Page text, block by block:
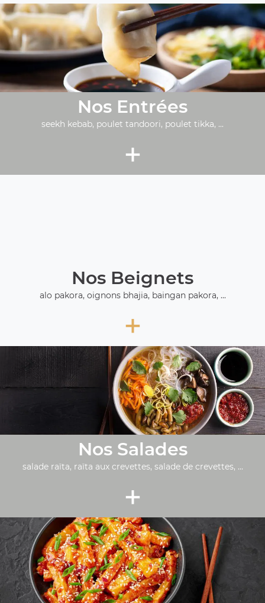
Nos Entrées
seekh kebab, poulet tandoori, poulet tikka, ...
+
Nos Beignets
alo pakora, oignons bhajia, baingan pakora, ...
+
Nos Salades
salade raïta, raïta aux crevettes, salade de crevettes, ...
+